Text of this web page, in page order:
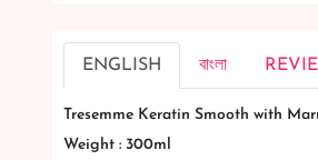
ENGLISH বাংলা
Tresemme Keratin Smooth with
Weight : 300ml